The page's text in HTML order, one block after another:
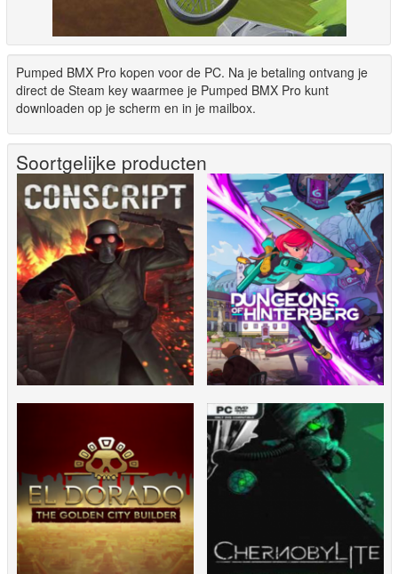
Pumped BMX Pro kopen voor de PC. Na je betaling ontvang je
direct de Steam key waarmee je Pumped BMX Pro kunt
downloaden op je scherm en in je mailbox.
Soortgelijke producten